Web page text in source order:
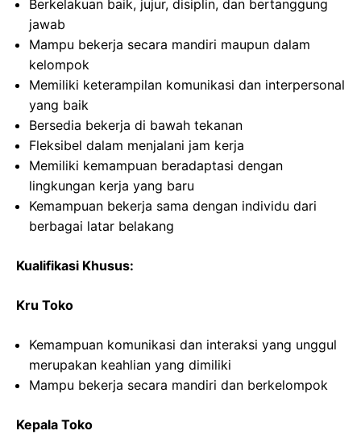
Berkelakuan baik, jujur, disiplin, dan bertanggung
jawab
Mampu bekerja secara mandiri maupun dalam
kelompok
Memiliki keterampilan komunikasi dan interpersonal
yang baik
Bersedia bekerja di bawah tekanan
Fleksibel dalam menjalani jam kerja
Memiliki kemampuan beradaptasi dengan
lingkungan kerja yang baru
Kemampuan bekerja sama dengan individu dari
berbagai latar belakang
Kualifikasi Khusus:
Kru Toko
Kemampuan komunikasi dan interaksi yang unggul
merupakan keahlian yang dimiliki
Mampu bekerja secara mandiri dan berkelompok
Kepala Toko